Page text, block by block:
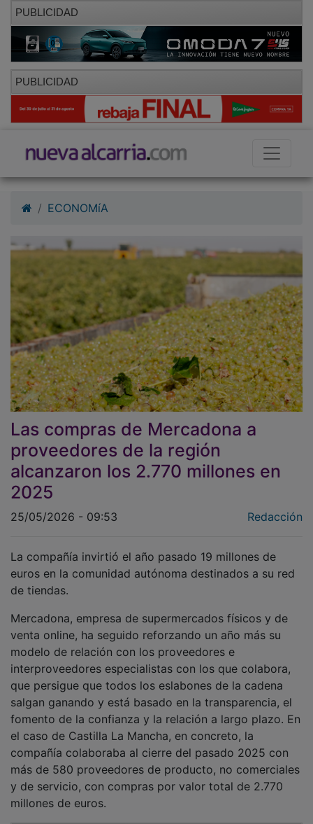
PUBLICIDAD
PUBLICIDAD
Las compras de Mercadona a
proveedores de la región
alcanzaron los 2.770 millones en
2025
euros en la comunidad autónoma destinados a su red
de tiendas.
venta online, ha seguido reforzando un año más su
modelo de relación con los proveedores e
interproveedores especialistas con los que colabora,
que persigue que todos los eslabones de la cadena
salgan ganando y está basado en la transparencia, el
fomento de la confianza y la relación a largo plazo. En
el caso de Castilla La Mancha, en concreto, la
compañía colaboraba al cierre del pasado 2025 con
más de 580 proveedores de producto, no comerciales
y de servicio, con compras por valor total de 2.770
millones de euros.